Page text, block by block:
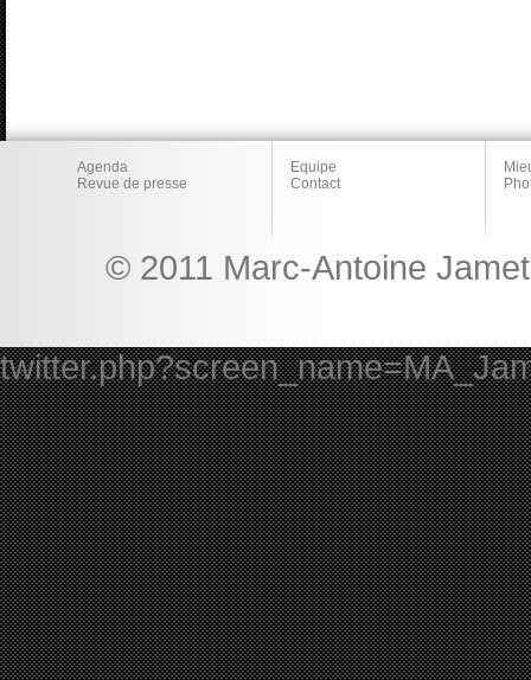
Agenda
Revue de presse
Equipe
Contact
© 2011 Marc-Antoine